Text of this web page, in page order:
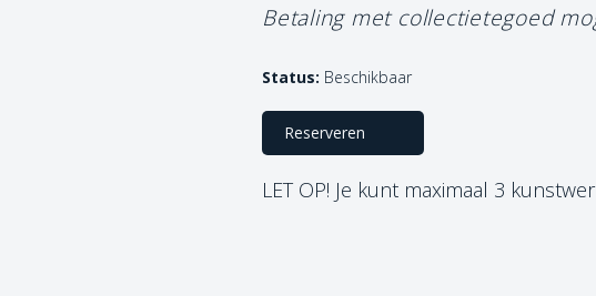
Betaling met collectietegoed
Status: Beschikbaar
Reserveren
LET OP! Je kunt maximaal 3